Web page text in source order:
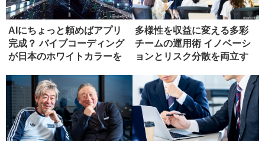
AIにちょっと頼めばアプリ
完成？ バイブコーディング
が日本のホワイトカラーを
多様性を収益に変える多彩
チームの運用術 イノベーシ
ョンとリスク分散を両立す